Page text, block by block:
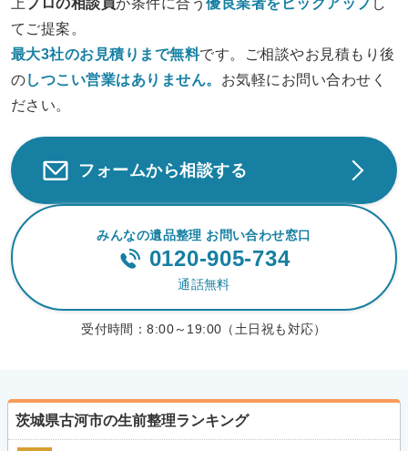
てご提案。
最大3社のお見積りまで無料です。ご相談やお見積もり後
のしつこい営業はありません。 お気軽にお問い合わせく
ださい。
フォームから相談する
みんなの遺品整理 お問い合わせ窓口
0120-905-734
通話無料
受付時間：8:00～19:00（土日祝も対応）
茨城県古河市の生前整理ランキング